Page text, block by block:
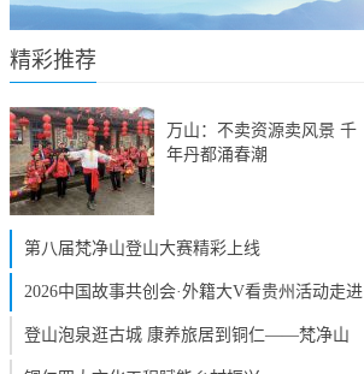
精彩推荐
万山：不卖资源卖风景 千
年丹都涌春潮
第八届梵净山登山大赛精彩上线
2026中国故事共创会·外籍大V看贵州活动走进
登山泡泉逛古城 康养旅居到铜仁——梵净山